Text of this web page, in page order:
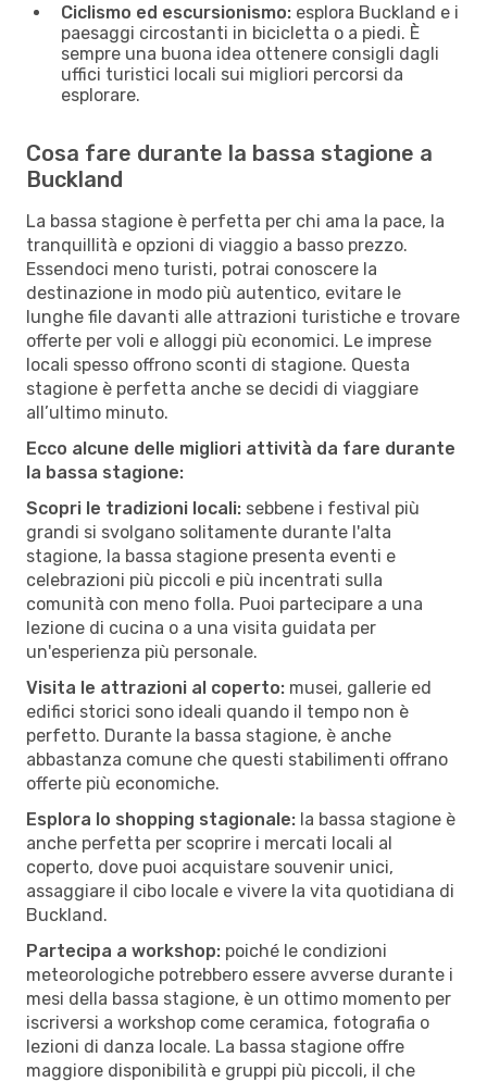
Ciclismo ed escursionismo: esplora Buckland e i
paesaggi circostanti in bicicletta o a piedi. È
sempre una buona idea ottenere consigli dagli
uffici turistici locali sui migliori percorsi da
esplorare.
Cosa fare durante la bassa stagione a
Buckland
La bassa stagione è perfetta per chi ama la pace, la
tranquillità e opzioni di viaggio a basso prezzo.
Essendoci meno turisti, potrai conoscere la
destinazione in modo più autentico, evitare le
lunghe file davanti alle attrazioni turistiche e trovare
offerte per voli e alloggi più economici. Le imprese
locali spesso offrono sconti di stagione. Questa
stagione è perfetta anche se decidi di viaggiare
all’ultimo minuto.
Ecco alcune delle migliori attività da fare durante
la bassa stagione:
Scopri le tradizioni locali: sebbene i festival più
grandi si svolgano solitamente durante l'alta
stagione, la bassa stagione presenta eventi e
celebrazioni più piccoli e più incentrati sulla
comunità con meno folla. Puoi partecipare a una
lezione di cucina o a una visita guidata per
un'esperienza più personale.
Visita le attrazioni al coperto: musei, gallerie ed
edifici storici sono ideali quando il tempo non è
perfetto. Durante la bassa stagione, è anche
abbastanza comune che questi stabilimenti offrano
offerte più economiche.
Esplora lo shopping stagionale: la bassa stagione è
anche perfetta per scoprire i mercati locali al
coperto, dove puoi acquistare souvenir unici,
assaggiare il cibo locale e vivere la vita quotidiana di
Buckland.
Partecipa a workshop: poiché le condizioni
meteorologiche potrebbero essere avverse durante i
mesi della bassa stagione, è un ottimo momento per
iscriversi a workshop come ceramica, fotografia o
lezioni di danza locale. La bassa stagione offre
maggiore disponibilità e gruppi più piccoli, il che